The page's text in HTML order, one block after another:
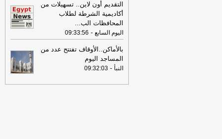
الخميس 30-07-2026
-
18:41
رئيس "الوطنية للصحافة" يكشف
تفاصيل حملة الصحف القومية لمواجهة
مخاطر السوشيال ميديا
16:46
وزير الخزانة الأميركي: لن نسمح
لإيران اتخاذ التجارة العالمية رهينة أو
استخدام الشحن الدولي لتمويل الحرس
التقديم أون لاين.. تسهيلات من
أكاديمية الشرطة لطلاب
المحافظات الب...
اليوم السابع -
09:33:56
بالأماكن..الأوقاف تفتتح عدد من
المساجد اليوم
النبأ -
09:32:03